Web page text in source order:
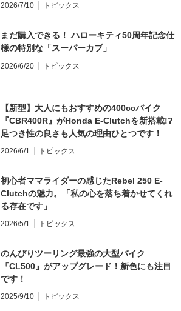
2026/7/10 トピックス
まだ購入できる！ ハローキティ50周年記念仕
様の特別な「スーパーカブ」
2026/6/20 トピックス
【新型】大人にもおすすめの400ccバイク
『CBR400R』がHonda E-Clutchを新搭載!?
足つき性の良さも人気の理由ひとつです！
2026/6/1 トピックス
初心者ママライダーの感じたRebel 250 E-
Clutchの魅力。「私の心を落ち着かせてくれ
る存在です」
2026/5/1 トピックス
のんびりツーリング最強の大型バイク
『CL500』がアップグレード！新色にも注目
です！
2025/9/10 トピックス